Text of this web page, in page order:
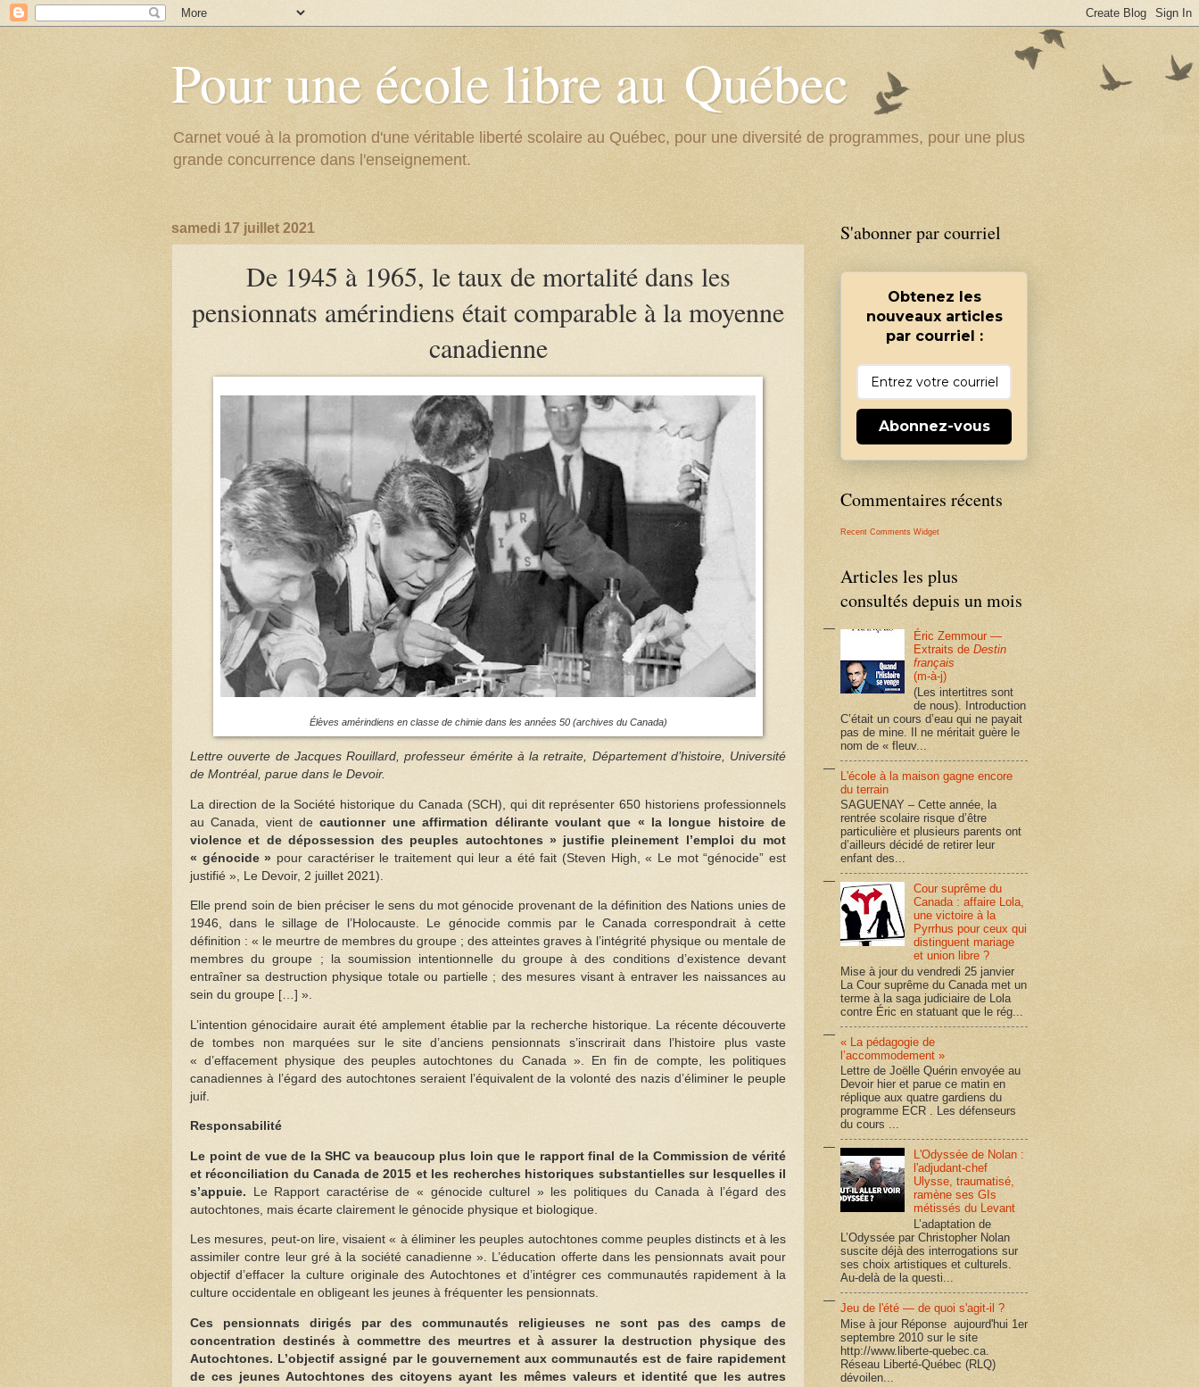
Pour une école libre au Québec
Carnet voué à la promotion d'une véritable liberté scolaire au Québec, pour une diversité de programmes, pour une plus
grande concurrence dans l'enseignement.
samedi 17 juillet 2021
De 1945 à 1965, le taux de mortalité dans les
pensionnats amérindiens était comparable à la moyenne
canadienne
Élèves amérindiens en classe de chimie dans les années 50 (archives du Canada)
Lettre ouverte de Jacques Rouillard, professeur émérite à la retraite, Département d’histoire, Université
de Montréal, parue dans le Devoir.
La direction de la Société historique du Canada (SCH), qui dit représenter 650 historiens professionnels
au Canada, vient decautionner une affirmation délirante voulant que « la longue histoire de
violence et de dépossession des peuples autochtones » justifie pleinement l’emploi du mot
« génocide » pour caractériser le traitement qui leur a été fait (Steven High, « Le mot “génocide” est
justifié », Le Devoir, 2 juillet 2021).
Elle prend soin de bien préciser le sens du mot génocide provenant de la définition des Nations unies de
1946, dans le sillage de l’Holocauste. Le génocide commis par le Canada correspondrait à cette
définition : « le meurtre de membres du groupe ; des atteintes graves à l’intégrité physique ou mentale de
membres du groupe ; la soumission intentionnelle du groupe à des conditions d’existence devant
entraîner sa destruction physique totale ou partielle ; des mesures visant à entraver les naissances au
sein du groupe […] ».
L’intention génocidaire aurait été amplement établie par la recherche historique. La récente découverte
de tombes non marquées sur le site d’anciens pensionnats s’inscrirait dans l’histoire plus vaste
« d’effacement physique des peuples autochtones du Canada ». En fin de compte, les politiques
canadiennes à l’égard des autochtones seraient l’équivalent de la volonté des nazis d’éliminer le peuple
juif.
Responsabilité
Le point de vue de la SHC va beaucoup plus loin que le rapport final de la Commission de vérité
et réconciliation du Canada de 2015 et les recherches historiques substantielles sur lesquelles il
s’appuie.
Le Rapport caractérise de « génocide culturel » les politiques du Canada à l’égard des
autochtones, mais écarte clairement le génocide physique et biologique.
Les mesures, peut-on lire, visaient « à éliminer les peuples autochtones comme peuples distincts et à les
assimiler contre leur gré à la société canadienne ». L’éducation offerte dans les pensionnats avait pour
objectif d’effacer la culture originale des Autochtones et d’intégrer ces communautés rapidement à la
culture occidentale en obligeant les jeunes à fréquenter les pensionnats.
Ces pensionnats dirigés par des communautés religieuses ne sont pas des camps de
concentration destinés à commettre des meurtres et à assurer la destruction physique des
Autochtones. L’objectif assigné par le gouvernement aux communautés est de faire rapidement
de ces jeunes Autochtones des citoyens ayant les mêmes valeurs et identité que les autres
S'abonner par courriel
Obtenez les
nouveaux articles
par courriel :
Abonnez-vous
Commentaires récents
Recent Comments Widget
Articles les plus
consultés depuis un mois
Éric Zemmour —
Extraits deDestin
français
(m-à-j)
(Les intertitres sont
de nous). Introduction
C’était un cours d’eau qui ne payait
pas de mine. Il ne méritait guère le
nom de « fleuv...
L'école à la maison gagne encore
du terrain
SAGUENAY – Cette année, la
rentrée scolaire risque d’être
particulière et plusieurs parents ont
d’ailleurs décidé de retirer leur
enfant des...
Cour suprême du
Canada : affaire Lola,
une victoire à la
Pyrrhus pour ceux qui
distinguent mariage
et union libre ?
Mise à jour du vendredi 25 janvier
La Cour suprême du Canada met un
terme à la saga judiciaire de Lola
contre Éric en statuant que le rég...
« La pédagogie de
l’accommodement »
Lettre de Joëlle Quérin envoyée au
Devoir hier et parue ce matin en
réplique aux quatre gardiens du
programme ECR . Les défenseurs
du cours ...
L'Odyssée de Nolan :
l'adjudant-chef
Ulysse, traumatisé,
ramène ses GIs
métissés du Levant
L’adaptation de
L’Odyssée par Christopher Nolan
suscite déjà des interrogations sur
ses choix artistiques et culturels.
Au-delà de la questi...
Jeu de l'été — de quoi s'agit-il ?
Mise à jour Réponse aujourd'hui 1er
septembre 2010 sur le site
http://www.liberte-quebec.ca.
Réseau Liberté-Québec (RLQ)
dévoilen...